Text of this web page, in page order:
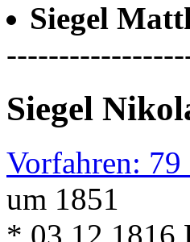
Siegel
Siegel
Vorfahren:
um 1851
* 03.12.1816